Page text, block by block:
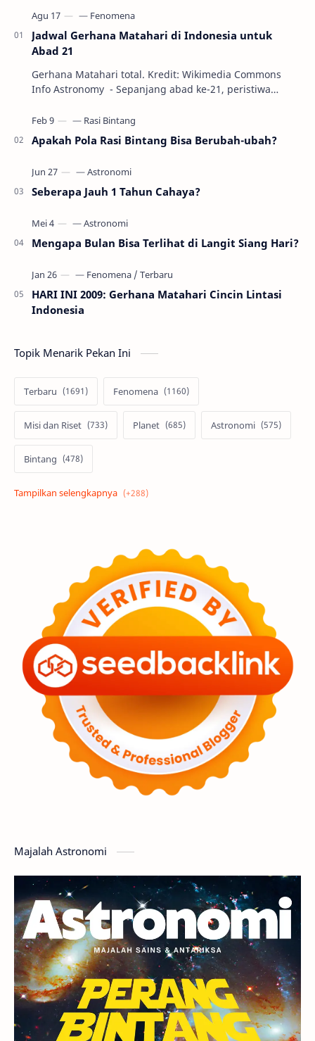
Jadwal Gerhana Matahari di Indonesia untuk
Abad 21
Gerhana Matahari total. Kredit: Wikimedia Commons
Info Astronomy - Sepanjang abad ke-21, peristiwa
Apakah Pola Rasi Bintang Bisa Berubah-ubah?
Seberapa Jauh 1 Tahun Cahaya?
Mengapa Bulan Bisa Terlihat di Langit Siang Hari?
HARI INI 2009: Gerhana Matahari Cincin Lintasi
Indonesia
Topik Menarik Pekan Ini
Terbaru Fenomena
Misi dan Riset Planet Astronomi
Bintang
Alam semesta Galaksi
Tata Surya Hype
Asteroid Observasi
Premium Komet Bulan
Penelitian Serba-serbi Satelit
Luar Angkasa Video Aurora
Supernova Nebula Sponsored
Featured Mars
GMT 2016
Planet Kerdil Bumi Pengetahuan
Berita Hujan Meteor Satelit Alami
Rasi Bintang Teleskop Saturnus
GBT 2018 UFO Advertorial
Astrofotografi
Majalah Astronomi